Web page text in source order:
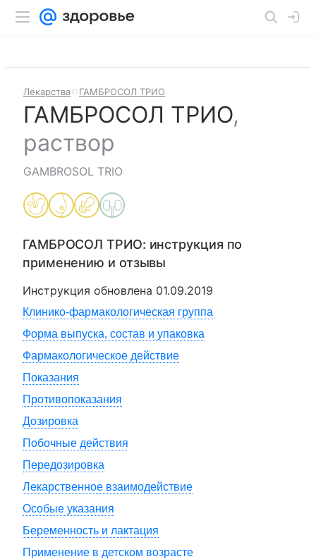
Лекарства ГАМБРОСОЛ ТРИО
ГАМБРОСОЛ ТРИО,
раствор
GAMBROSOL TRIO
ГАМБРОСОЛ ТРИО: инструкция по
применению и отзывы
Инструкция обновлена 01.09.2019
Клинико-фармакологическая группа
Форма выпуска, состав и упаковка
Фармакологическое действие
Показания
Противопоказания
Дозировка
Побочные действия
Передозировка
Лекарственное взаимодействие
Особые указания
Беременность и лактация
Применение в детском возрасте